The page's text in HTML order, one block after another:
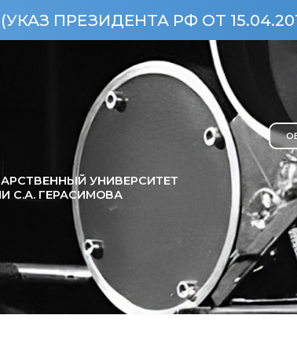
РФ ОТ 15.04.2013 №360)
УНИВЕРСИТЕТ
С.А. ГЕРАСИМОВА